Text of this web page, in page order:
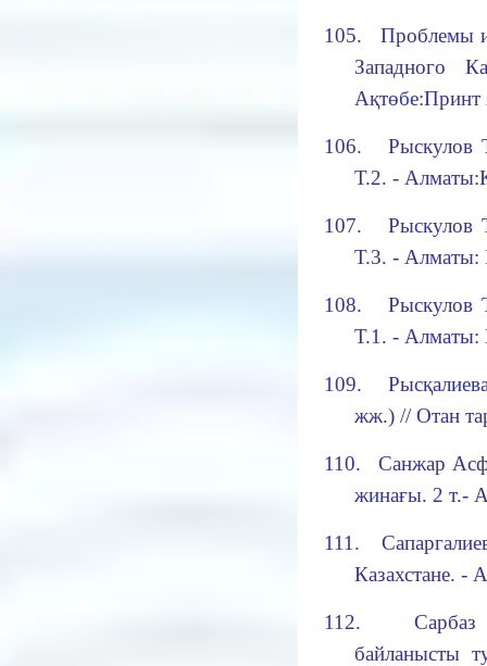
105.
Проблемы
ЗападногоК
Ақтөбе:Принт
106.
Рыскулов
Т.2. -
107.
Рыскулов
Т.3. - Алматы:
108.
Рыскулов
Т.1. - Алматы:
109.
жж.) // Отан
110.
Санжар
жинағы. 2 т.-
111.
Казахстане. -
112.
байланысты